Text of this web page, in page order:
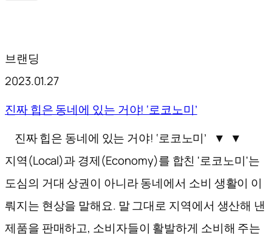
브랜딩
2023.01.27
진짜 힙은 동네에 있는 거야! ‘로코노미’
진짜 힙은 동네에 있는 거야! ‘로코노미’ ▼ ▼
지역(Local)과 경제(Economy)를 합친 '로코노미'는
도심의 거대 상권이 아니라 동네에서 소비 생활이 이
뤄지는 현상을 말해요. 말 그대로 지역에서 생산해 낸
제품을 판매하고, 소비자들이 활발하게 소비해 주는